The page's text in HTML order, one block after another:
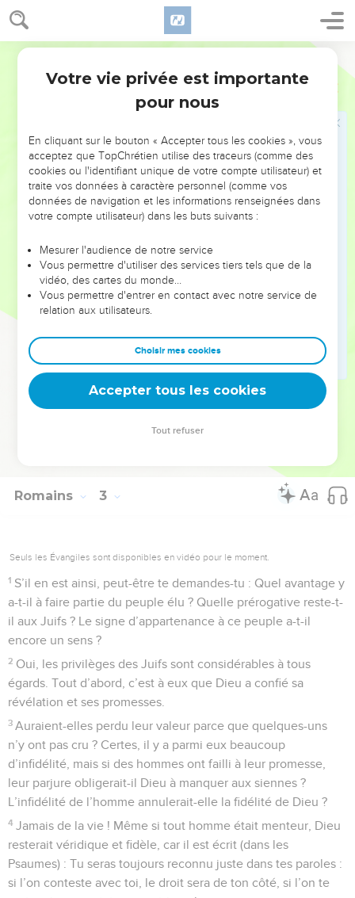
Romains 2
24 L’Écriture ne dit-elle pas déjà : À cause de vous, le nom de
Dieu est déshonoré et haï parmi les nations ?
respecter la loi. Mais si un Juif la transgresse, il se met au
rang de tous les peuples, et sa circoncision ne lui sert de
Si, par contre, le non-Juif obéit à ce que la loi définit
comme étant juste, ne vaudra-t-il pas, devant Dieu, autant
qu’un Juif ?
Il se pourrait même que le non-Juif qui respecte la loi juge
un jour le Juif qui, malgré les Écritures et les cérémonies, la
transgresse.
En effet, pour être un vrai Juif, il ne suffit pas de l’être
extérieurement et d’en avoir le signe visible (la
circoncision) ;
cœur a été « circoncis », c’est-à-dire changé. Et cela, l’Esprit
seul, et non la loi écrite, peut l’accomplir. Celui dont la vie a
été ainsi transformée trouve la faveur de Dieu, même si les
hommes lui refusent la leur.
Romains 3
Seuls les Évangiles sont disponibles en vidéo pour le moment.
1 S’il en est ainsi, peut-être te demandes-tu : Quel avantage y
a-t-il à faire partie du peuple élu ? Quelle prérogative reste-t-
il aux Juifs ? Le signe d’appartenance à ce peuple a-t-il
encore un sens ?
2 Oui, les privilèges des Juifs sont considérables à tous
égards. Tout d’abord, c’est à eux que Dieu a confié sa
révélation et ses promesses.
3 Auraient-elles perdu leur valeur parce que quelques-uns
n’y ont pas cru ? Certes, il y a parmi eux beaucoup
d’infidélité, mais si des hommes ont failli à leur promesse,
leur parjure obligerait-il Dieu à manquer aux siennes ?
L’infidélité de l’homme annulerait-elle la fidélité de Dieu ?
4 Jamais de la vie ! Même si tout homme était menteur, Dieu
resterait véridique et fidèle, car il est écrit (dans les
Psaumes) : Tu seras toujours reconnu juste dans tes paroles :
si l’on conteste avec toi, le droit sera de ton côté, si l’on te
Votre vie privée est importante
pour nous
En cliquant sur le bouton « Accepter tous les cookies », vous
acceptez que TopChrétien utilise des traceurs (comme des
cookies ou l'identifiant unique de votre compte utilisateur) et
traite vos données à caractère personnel (comme vos
données de navigation et les informations renseignées dans
votre compte utilisateur) dans les buts suivants :
Mesurer l'audience de notre service
Vous permettre d'utiliser des services tiers tels que de la
vidéo, des cartes du monde…
Vous permettre d'entrer en contact avec notre service de
relation aux utilisateurs.
Choisir mes cookies
Accepter tous les cookies
Tout refuser